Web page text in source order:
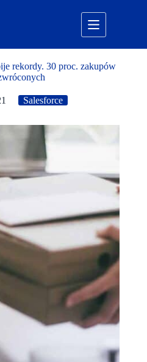
rekordy. 30 proc. zakupów
Salesforce